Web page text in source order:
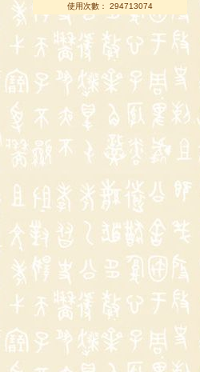
使用次數： 294713074